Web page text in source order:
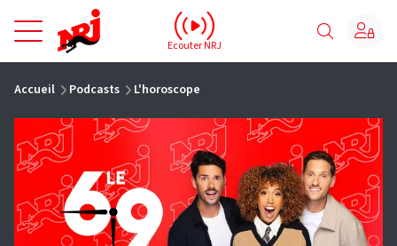
NRJ - Accueil
Ecouter NRJ
Accueil Podcasts L'horoscope